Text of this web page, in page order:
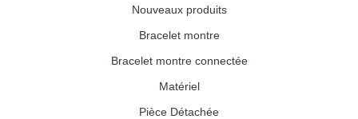
Nouveaux produits
Bracelet montre
Bracelet montre connectée
Matériel
Pièce Détachée